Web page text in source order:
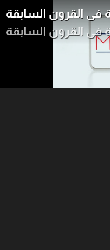
في القرون السابقة
في القرون السابقة